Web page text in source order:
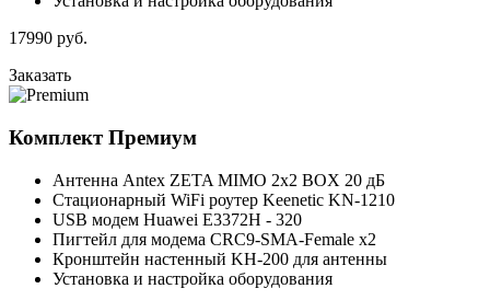
17990 руб.
Заказать
КомплектПремиум
Антенна Antex ZETA MIMO 2x2 BOX 20 дБ
Стационарный WiFi роутер Keenetic KN-1210
USB модем Huawei E3372H - 320
Пигтейл для модема CRC9-SMA-Female x2
Кронштейн настенный KH-200 для антенны
Установка и настройка оборудования